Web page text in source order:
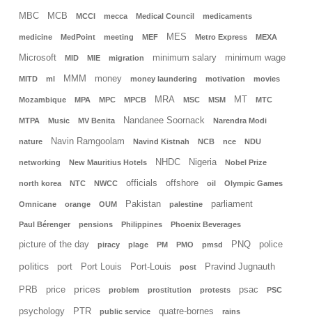
MBC MCB MCCI mecca Medical Council medicaments
medicine MedPoint meeting MEF MES Metro Express MEXA
Microsoft MID MIE migration minimum salary minimum wage
MITD ml MMM money money laundering motivation movies
Mozambique MPA MPC MPCB MRA MSC MSM MT MTC
MTPA Music MV Benita Nandanee Soornack Narendra Modi
nature Navin Ramgoolam Navind Kistnah NCB nce NDU
networking New Mauritius Hotels NHDC Nigeria Nobel Prize
north korea NTC NWCC officials offshore oil Olympic Games
Omnicane orange OUM Pakistan palestine parliament
Paul Bérenger pensions Philippines Phoenix Beverages
picture of the day piracy plage PM PMO pmsd PNQ police
politics port Port Louis Port-Louis post Pravind Jugnauth
PRB price prices problem prostitution protests psac PSC
psychology PTR public service quatre-bornes rains